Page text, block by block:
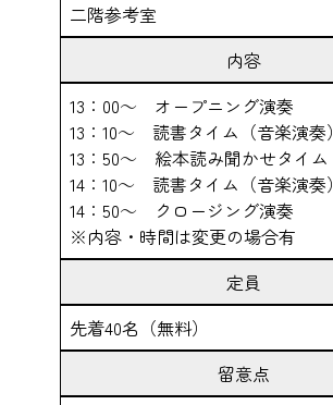
二階参考室
内容
13：00～ オープニング演奏
13：10～ 読書タイム（音楽演奏）
13：50～ 絵本読み聞かせタイム
14：10～ 読書タイム（音楽演奏）
14：50～ クロージング演奏
※内容・時間は変更の場合有
定員
先着40名（無料）
留意点